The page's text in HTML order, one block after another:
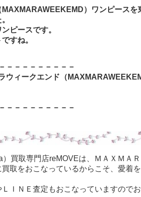
）ワンピースを
ピースです。
すね。
－－－－－－－－－
ウィークエンド（
－－－－－－－－－
買取専門店reMOVEは、ＭＡＸＭＡ
取をおこなっているからこそ、愛着
ＩＮＥ査定もおこなっていますので